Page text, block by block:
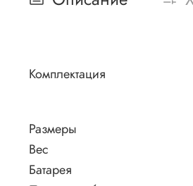
Комплектация
Размеры
Вес
Батарея